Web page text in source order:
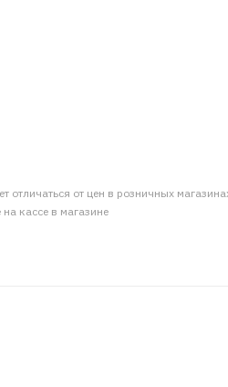
отличаться от цен в розничных
на кассе в магазине